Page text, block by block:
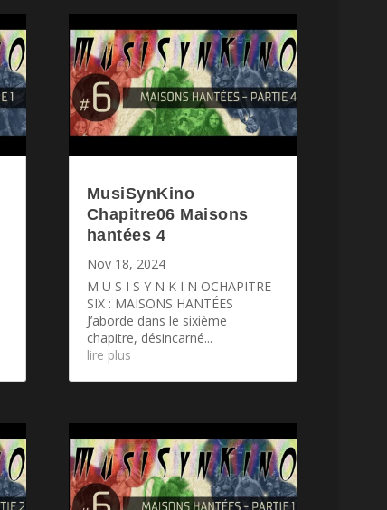
MusiSynKino
Chapitre06 Maisons
hantées 4
Nov 18, 2024
M U S I S Y N K I N OCHAPITRE
SIX : MAISONS HANTÉES
J’aborde dans le sixième
chapitre, désincarné...
lire plus